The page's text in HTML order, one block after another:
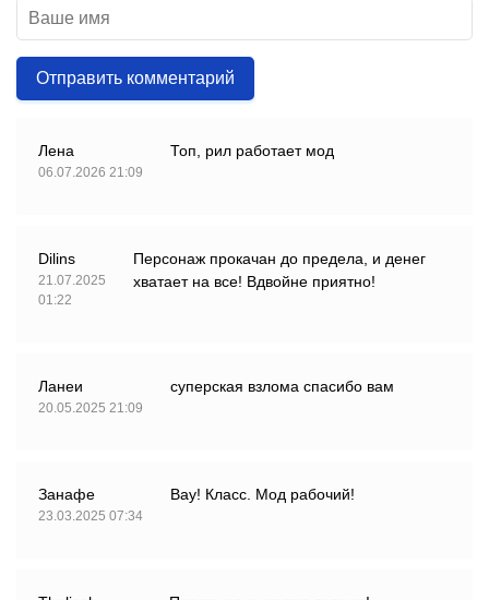
Отправить комментарий
Лена
06.07.2026 21:09
Топ, рил работает мод
Dilins
21.07.2025
01:22
Персонаж прокачан до предела, и денег
хватает на все! Вдвойне приятно!
Ланеи
20.05.2025 21:09
суперская взлома спасибо вам
Занафе
23.03.2025 07:34
Вау! Класс. Мод рабочий!